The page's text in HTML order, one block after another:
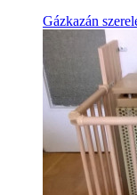
Gázkazán